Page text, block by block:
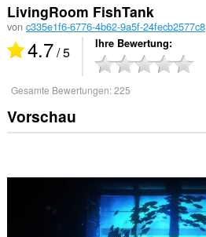
LivingRoom FishTank
von c335e1f6-6776-4b62-9a5f-24fecb2577c8
4.7/ 5 Ihre Bewertung
Gesamte Bewertungen:225
Vorschau